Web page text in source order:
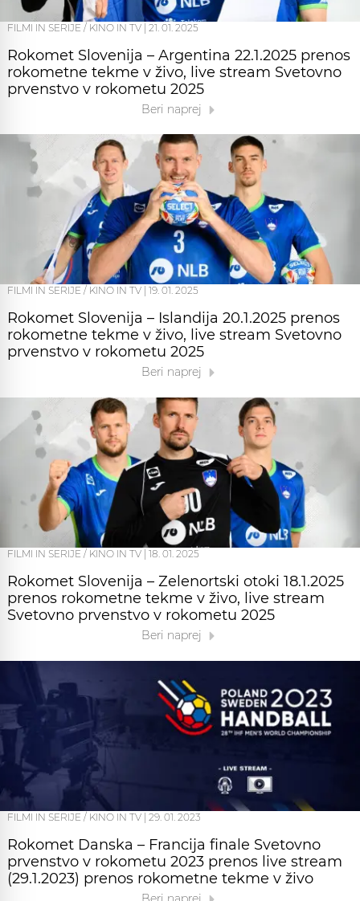
FILMI IN SERIJE / KINO IN TV | 21. 01. 2025
Rokomet Slovenija – Argentina 22.1.2025 prenos
rokometne tekme v živo, live stream Svetovno
prvenstvo v rokometu 2025
Beri naprej
FILMI IN SERIJE / KINO IN TV 19. 01. 2025
Rokomet Slovenija – Islandija 20.1.2025 prenos
rokometne tekme v živo, live stream Svetovno
prvenstvo v rokometu 2025
Beri naprej
FILMI IN SERIJE / KINO IN TV 18. 01. 2025
Rokomet Slovenija – Zelenortski otoki 18.1.2025
prenos rokometne tekme v živo, live stream
Svetovno prvenstvo v rokometu 2025
Beri naprej
FILMI IN SERIJE / KINO IN TV 29. 01. 2023
Rokomet Danska – Francija finale Svetovno
prvenstvo v rokometu 2023 prenos live stream
(29.1.2023) prenos rokometne tekme v živo